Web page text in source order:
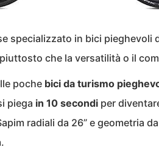
specializzato in bici pieghevoli
piuttosto che la versatilità o il
poche bici da turismo
piega in 10 secondi per
radiali da 26” e geometria